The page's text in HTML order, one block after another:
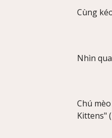
Cùng
Nhìn
Chú
Kittens"